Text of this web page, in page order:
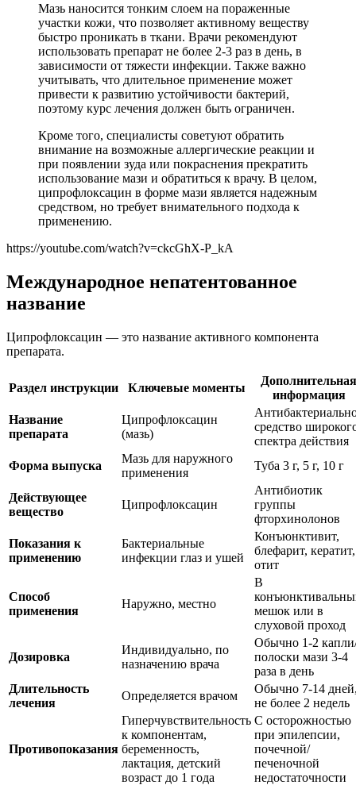
Мазь наносится тонким слоем на пораженные
участки кожи, что позволяет активному веществу
быстро проникать в ткани. Врачи рекомендуют
использовать препарат не более 2-3 раз в день, в
зависимости от тяжести инфекции. Также важно
учитывать, что длительное применение может
привести к развитию устойчивости бактерий,
поэтому курс лечения должен быть ограничен.
Кроме того, специалисты советуют обратить
внимание на возможные аллергические реакции и
при появлении зуда или покраснения прекратить
использование мази и обратиться к врачу. В целом,
ципрофлоксацин в форме мази является надежным
средством, но требует внимательного подхода к
применению.
https://youtube.com/watch?v=ckcGhX-P_kA
Международное непатентованное
название
Ципрофлоксацин — это название активного компонента
препарата.
Раздел инструкции Ключевые моменты
Дополнительная
информация
Название
препарата
Ципрофлоксацин
(мазь)
средство
спектра действия
Форма выпуска
Мазь для наружного
применения
Туба 3 г, 5 г, 10 г
Действующее
вещество
Ципрофлоксацин
Антибиотик
группы
фторхинолонов
Показания к
применению
Бактериальные
инфекции глаз и ушей
Конъюнктивит,
блефарит, кератит,
отит
Способ
применения
Наружно, местно
В
мешок или в
слуховой проход
Дозировка
Индивидуально, по
назначению врача
Обычно 1-2
полоски мази 3-4
раза в день
Длительность
лечения
Определяется врачом
Обычно 7-14
не более 2 недель
Противопоказания
Гиперчувствительность
к компонентам,
беременность,
лактация, детский
возраст до 1 года
С осторожностью
при эпилепсии,
почечной/
печеночной
недостаточности